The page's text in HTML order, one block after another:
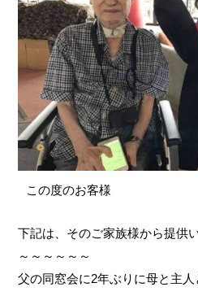
この度のお客様
下記は、そのご家族様から提供
～～～～～～
父の同窓会に2年ぶりに母と主人